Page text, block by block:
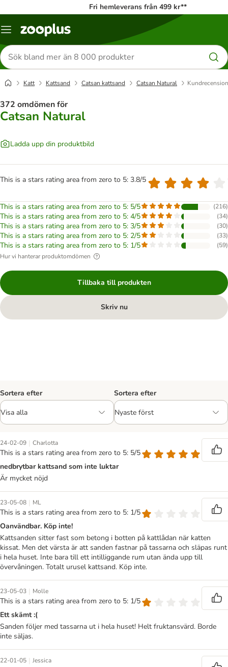
Fri hemleverans från 499 kr**
Katalogmeny
Sök
efter
produkter
Katt Kattsand Catsan kattsand Catsan Natural Kundrecension
372 omdömen för
Catsan Natural
Ladda upp din produktbild
This is a stars rating area from zero to 5: 3.8/5
This is a stars rating area from zero to 5: 5/5 (216)
This is a stars rating area from zero to 5: 4/5 (34)
This is a stars rating area from zero to 5: 3/5 (30)
This is a stars rating area from zero to 5: 2/5 (33)
This is a stars rating area from zero to 5: 1/5 (59)
Hur vi hanterar produktomdömen
Tillbaka till produkten
Skriv nu
Sortera efter Sortera efter
24-02-09 | Charlotta
This is a stars rating area from zero to 5: 5/5
nedbrytbar kattsand som inte luktar
Är mycket nöjd
23-05-08 | ML
This is a stars rating area from zero to 5: 1/5
Oanvändbar. Köp inte!
Kattsanden sitter fast som betong i botten på kattlådan när katten
kissat. Men det värsta är att sanden fastnar på tassarna och släpas runt
i hela huset. Inte bara till ett intilliggande rum utan ända upp till
övervåningen. Totalt urusel kattsand. Köp inte.
23-05-03 | Molle
This is a stars rating area from zero to 5: 1/5
Ett skämt :(
Sanden följer med tassarna ut i hela huset! Helt fruktansvärd. Borde
inte säljas.
22-01-05 | Jessica